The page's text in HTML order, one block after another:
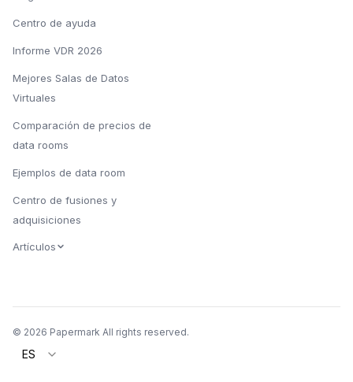
Centro de ayuda
Informe VDR 2026
Mejores Salas de Datos
Virtuales
Comparación de precios de
data rooms
Ejemplos de data room
Centro de fusiones y
adquisiciones
Artículos
© 2026 Papermark All rights reserved.
ES